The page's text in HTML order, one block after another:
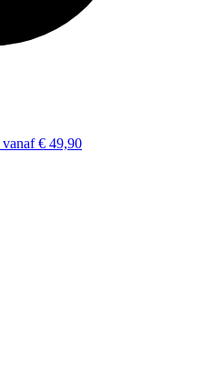
vanaf € 49,90